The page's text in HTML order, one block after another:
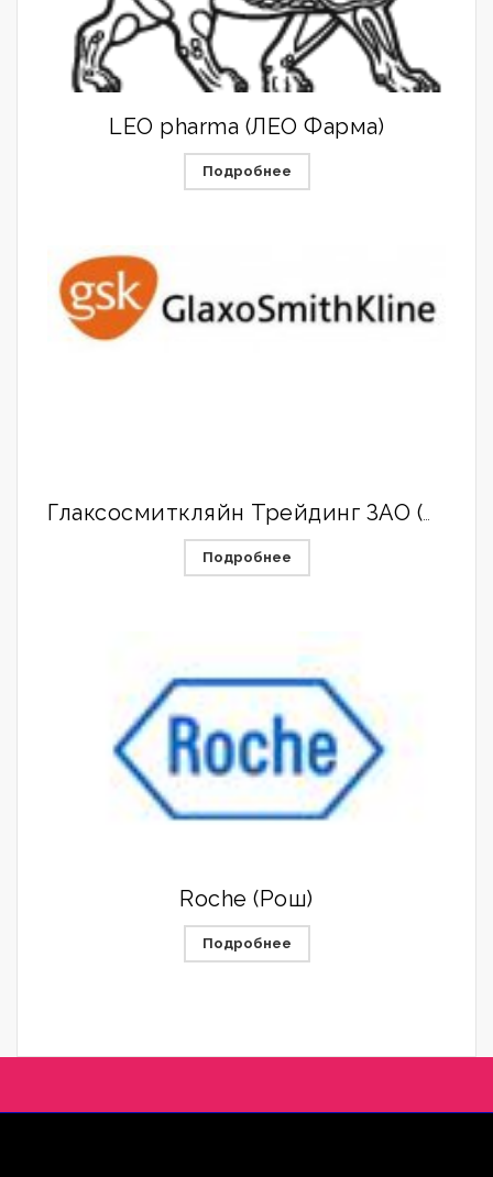
LEO pharma (ЛЕО Фарма)
Подробнее
Глаксосмиткляйн Трейдинг ЗАО (GlaxoSmithKline)
Подробнее
Roche (Рош)
Подробнее